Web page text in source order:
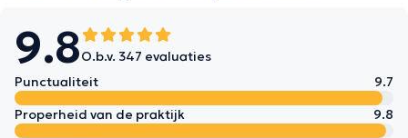
9.8O.b.v. 347 evaluaties
Punctualiteit
9.7
Properheid van de praktijk
9.8